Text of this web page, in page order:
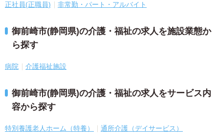
正社員(正職員) 非常勤・パート・アルバイト
御前崎市(静岡県)の介護・福祉の求人を施設業態か
ら探す
病院 介護福祉施設
御前崎市(静岡県)の介護・福祉の求人をサービス内
容から探す
特別養護老人ホーム（特養） 通所介護（デイサービス）